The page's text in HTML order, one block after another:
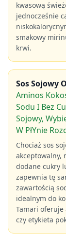
kwasową
jednocześnie
smakowy
krwi.
Sos Sojowy
Aminos
Sodu I Bez
Sojowy,
W PłYnie
Chociaż sos
akceptowalny,
dodane cukry
zapewnia tę
zawartością
idealnym do
Tamari oferuje
czy etykieta